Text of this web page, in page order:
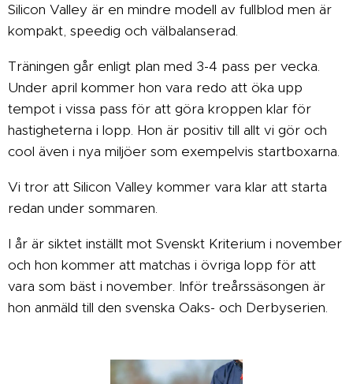
Silicon Valley är en mindre modell av fullblod men är
kompakt, speedig och välbalanserad.
Träningen går enligt plan med 3-4 pass per vecka.
Under april kommer hon vara redo att öka upp
tempot i vissa pass för att göra kroppen klar för
hastigheterna i lopp. Hon är positiv till allt vi gör och
cool även i nya miljöer som exempelvis startboxarna.
Vi tror att Silicon Valley kommer vara klar att starta
redan under sommaren.
I år är siktet inställt mot Svenskt Kriterium i november
och hon kommer att matchas i övriga lopp för att
vara som bäst i november. Inför treårssäsongen är
hon anmäld till den svenska Oaks- och Derbyserien.